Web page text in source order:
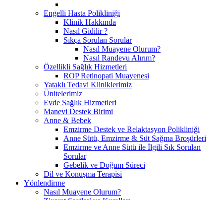
Engelli Hasta Polikliniği
Klinik Hakkında
Nasıl Gidilir ?
Sıkça Sorulan Sorular
Nasıl Muayene Olurum?
Nasıl Randevu Alırım?
Özellikli Sağlık Hizmetleri
ROP Retinopati Muayenesi
Yataklı Tedavi Kliniklerimiz
Ünitelerimiz
Evde Sağlık Hizmetleri
Manevi Destek Birimi
Anne & Bebek
Emzirme Destek ve Relaktasyon Polikliniği
Anne Sütü, Emzirme & Süt Sağma Broşürleri
Emzirme ve Anne Sütü ile İlgili Sık Sorulan
Sorular
Gebelik ve Doğum Süreci
Dil ve Konuşma Terapisi
Yönlendirme
Nasıl Muayene Olurum?